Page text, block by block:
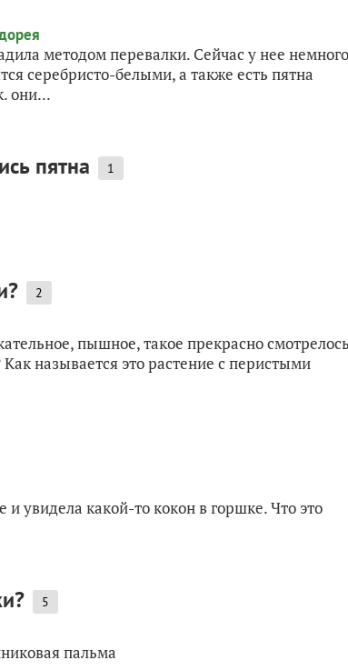
методом перевалки. Сейчас у нее немного
серебристо-белыми, а также есть пятна
они...
пятна 1
2
пышное, такое прекрасно
называется это растение с перистыми
увидела какой-то кокон в горшке. Что это
5
пальма